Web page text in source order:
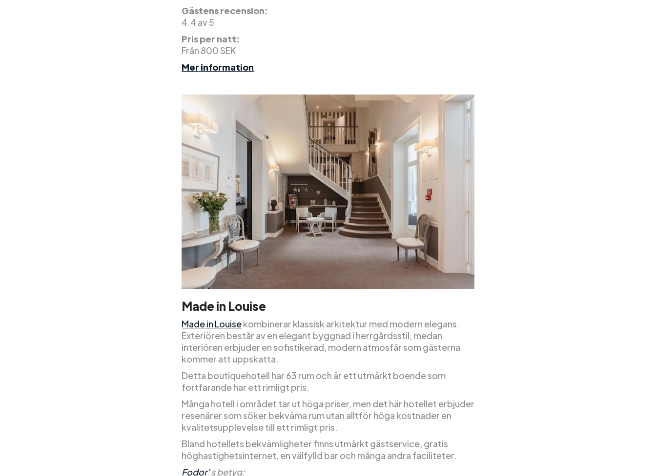
Gästens recension:
4.4 av 5
Pris per natt:
Från 800 SEK
Mer information
Made in Louise
Made in Louisekombinerar klassisk arkitektur med modern elegans.
Exteriören består av en elegant byggnad i herrgårdsstil, medan
interiören erbjuder en sofistikerad, modern atmosfär som gästerna
kommer att uppskatta.
Detta boutiquehotell har 63 rum och är ett utmärkt boende som
fortfarande har ett rimligt pris.
Många hotell i området tar ut höga priser, men det här hotellet erbjuder
resenärer som söker bekväma rum utan alltför höga kostnader en
kvalitetsupplevelse till ett rimligt pris.
Bland hotellets bekvämligheter finns utmärkt gästservice, gratis
höghastighetsinternet, en välfylld bar och många andra faciliteter.
Fodor’s betyg: